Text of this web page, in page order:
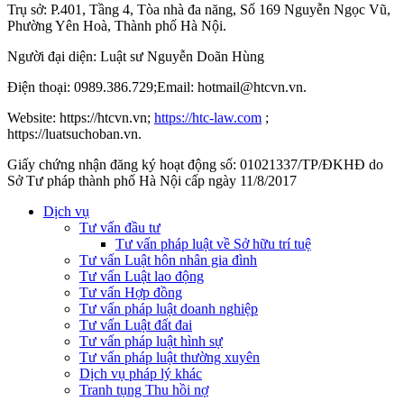
Trụ sở: P.401, Tầng 4, Tòa nhà đa năng, Số 169 Nguyễn Ngọc Vũ,
Phường Yên Hoà, Thành phố Hà Nội.
Người đại diện: Luật sư Nguyễn Doãn Hùng
Điện thoại: 0989.386.729;Email: hotmail@htcvn.vn.
Website: https://htcvn.vn; https://htc-law.com ;
https://luatsuchoban.vn.
Giấy chứng nhận đăng ký hoạt động số: 01021337/TP/ĐKHĐ do
Sở Tư pháp thành phố Hà Nội cấp ngày 11/8/2017
Dịch vụ
Tư vấn đầu tư
Tư vấn pháp luật về Sở hữu trí tuệ
Tư vấn Luật hôn nhân gia đình
Tư vấn Luật lao động
Tư vấn Hợp đồng
Tư vấn pháp luật doanh nghiệp
Tư vấn Luật đất đai
Tư vấn pháp luật hình sự
Tư vấn pháp luật thường xuyên
Dịch vụ pháp lý khác
Tranh tụng Thu hồi nợ